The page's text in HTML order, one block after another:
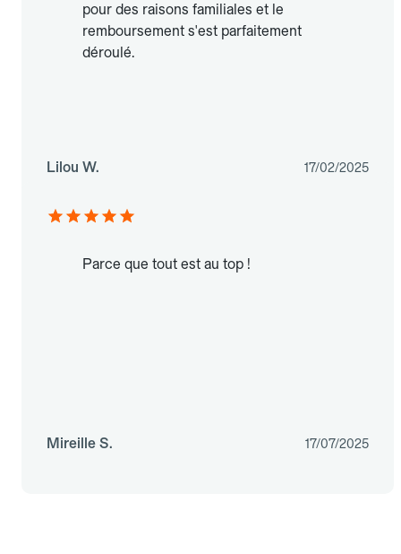
pour des raisons familiales et le
remboursement s'est parfaitement
déroulé.
Lilou W. 17/02/2025
Parce que tout est au top !
Mireille S. 17/07/2025